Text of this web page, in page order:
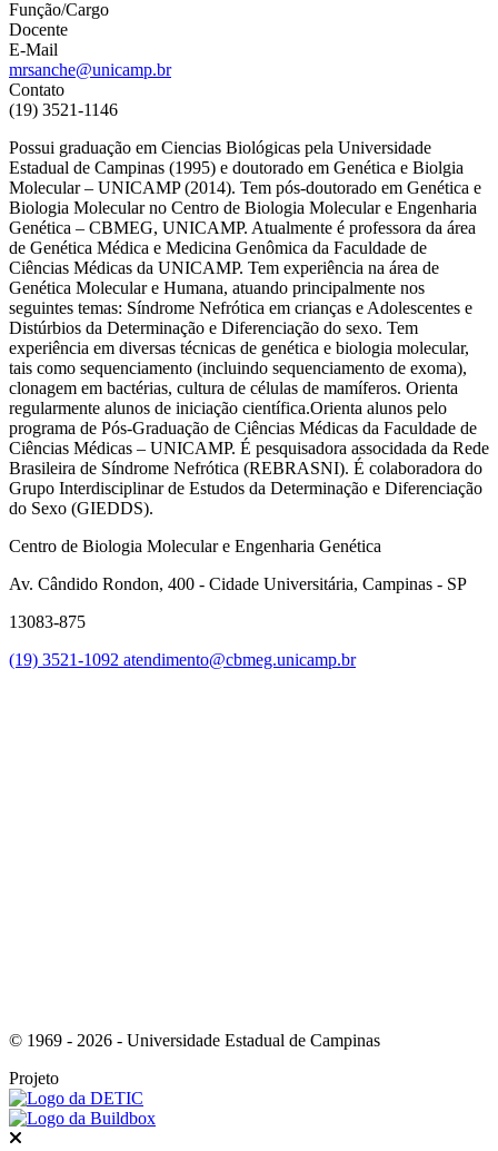
Função/Cargo
Docente
E-Mail
mrsanche@unicamp.br
Contato
(19) 3521-1146
Possui graduação em Ciencias Biológicas pela Universidade
Estadual de Campinas (1995) e doutorado em Genética e Biolgia
Molecular – UNICAMP (2014). Tem pós-doutorado em Genética e
Biologia Molecular no Centro de Biologia Molecular e Engenharia
Genética – CBMEG, UNICAMP. Atualmente é professora da área
de Genética Médica e Medicina Genômica da Faculdade de
Ciências Médicas da UNICAMP. Tem experiência na área de
Genética Molecular e Humana, atuando principalmente nos
seguintes temas: Síndrome Nefrótica em crianças e Adolescentes e
Distúrbios da Determinação e Diferenciação do sexo. Tem
experiência em diversas técnicas de genética e biologia molecular,
tais como sequenciamento (incluindo sequenciamento de exoma),
clonagem em bactérias, cultura de células de mamíferos. Orienta
regularmente alunos de iniciação científica.Orienta alunos pelo
programa de Pós-Graduação de Ciências Médicas da Faculdade de
Ciências Médicas – UNICAMP. É pesquisadora associdada da Rede
Brasileira de Síndrome Nefrótica (REBRASNI). É colaboradora do
Grupo Interdisciplinar de Estudos da Determinação e Diferenciação
do Sexo (GIEDDS).
Centro de Biologia Molecular e Engenharia Genética
Av. Cândido Rondon, 400 - Cidade Universitária, Campinas - SP
13083-875
(19) 3521-1092 atendimento@cbmeg.unicamp.br
© 1969 - 2026 - Universidade Estadual de Campinas
Projeto